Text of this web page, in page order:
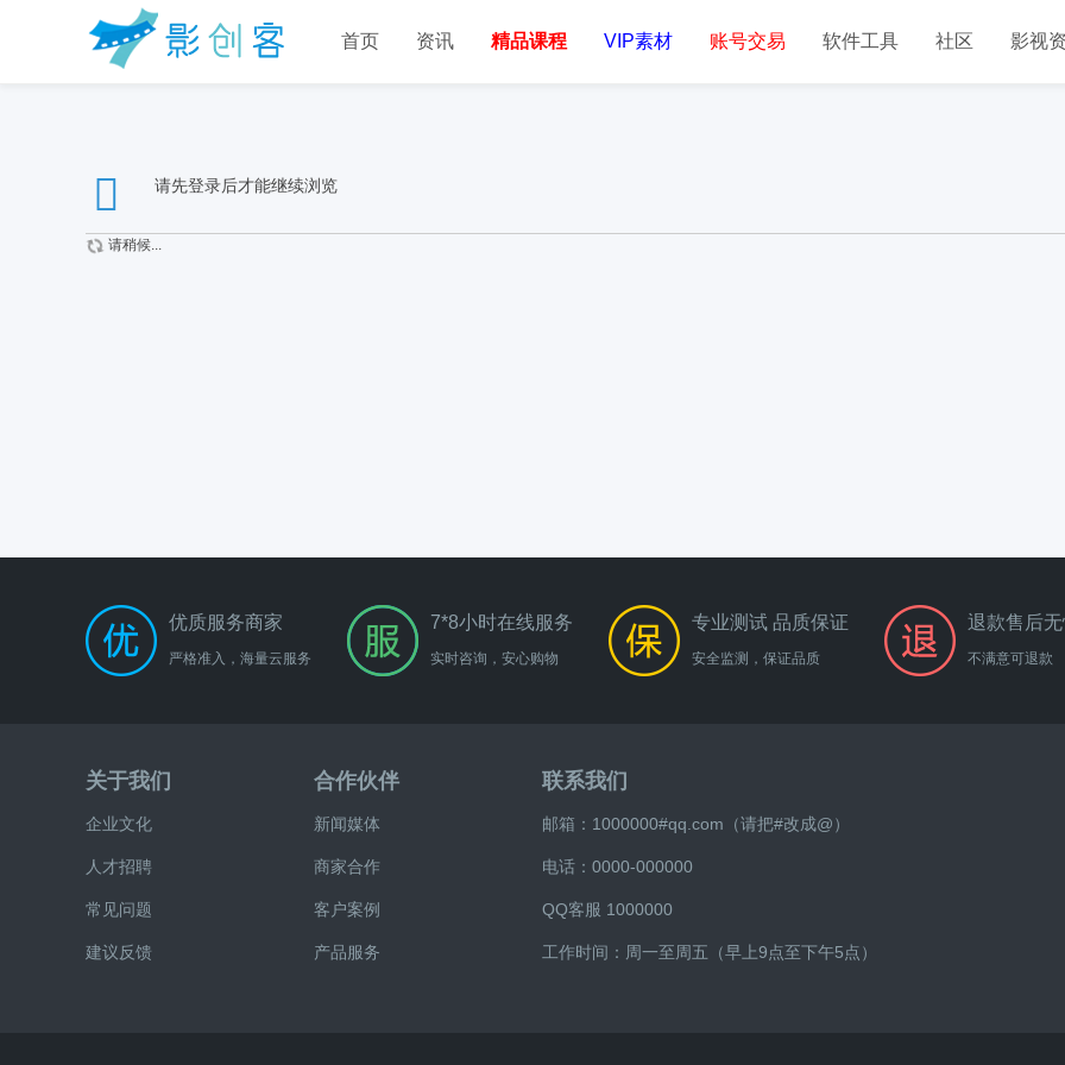
首页 资讯 精品课程 VIP素材 账号交易 软件工具 社区 影视
请先登录后才能继续浏览
请稍候...
优质服务商家
严格准入，海量云服务
7*8小时在线服务
实时咨询，安心购物
专业测试 品质保证
安全监测，保证品质
退款售后
不满意可退款
关于我们
企业文化
人才招聘
常见问题
建议反馈
合作伙伴
新闻媒体
商家合作
客户案例
产品服务
联系我们
邮箱：1000000#qq.com（请把#改成@）
电话：0000-000000
QQ客服 1000000
工作时间：周一至周五（早上9点至下午5点）